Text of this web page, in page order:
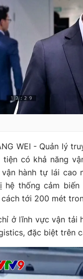
WEI - Quản lý
tiện có khả năng
hành tự lái cao
hệ thống cảm
tới 200 mét
ở lĩnh vực vận tải
đặc biệt trên